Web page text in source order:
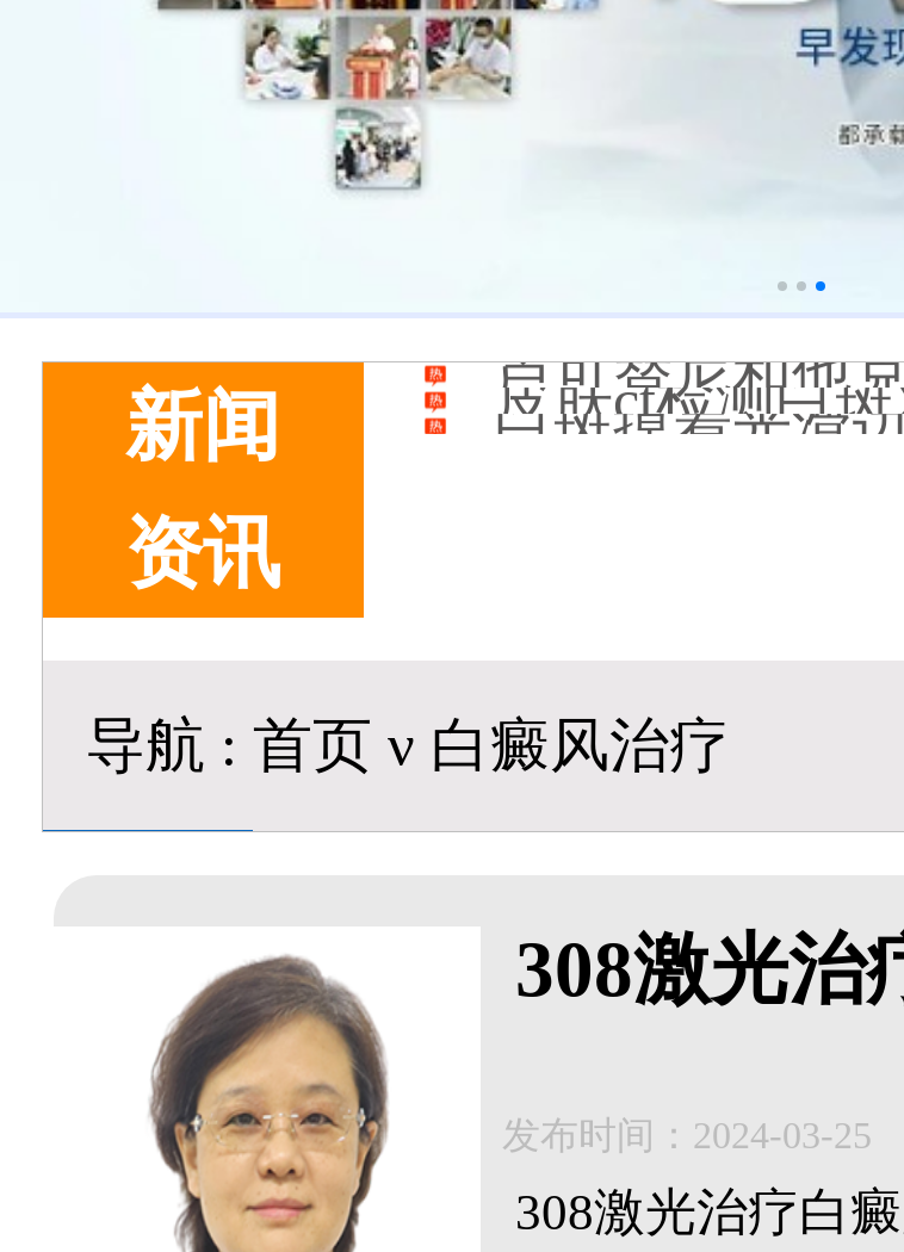
新闻
资讯
儿童下巴长小
芦可替尼和他
皮肤ct检测白
白斑摸着光滑边界
白癜风长期用
伍德灯结果显示
脸上长了小白
导航 : 首页 ν 白癜风治疗
308激光治
发布时间：2024-03-25
308激光治疗白